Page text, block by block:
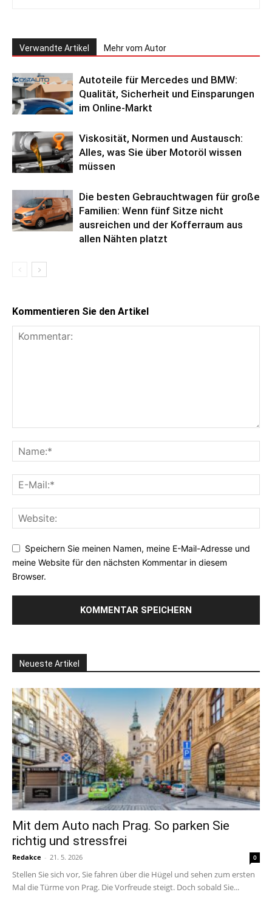
Verwandte Artikel Mehr vom Autor
Autoteile für Mercedes und BMW:
Qualität, Sicherheit und Einsparungen
im Online-Markt
Viskosität, Normen und Austausch:
Alles, was Sie über Motoröl wissen
müssen
Die besten Gebrauchtwagen für große
Familien: Wenn fünf Sitze nicht
ausreichen und der Kofferraum aus
allen Nähten platzt
Kommentieren Sie den Artikel
Speichern Sie meinen Namen, meine E-Mail-Adresse und
meine Website für den nächsten Kommentar in diesem
Browser.
Neueste Artikel
Mit dem Auto nach Prag. So parken Sie
richtig und stressfrei
Redakce - 21. 5. 2026 0
Stellen Sie sich vor, Sie fahren über die Hügel und sehen zum ersten
Mal die Türme von Prag. Die Vorfreude steigt. Doch sobald Sie...